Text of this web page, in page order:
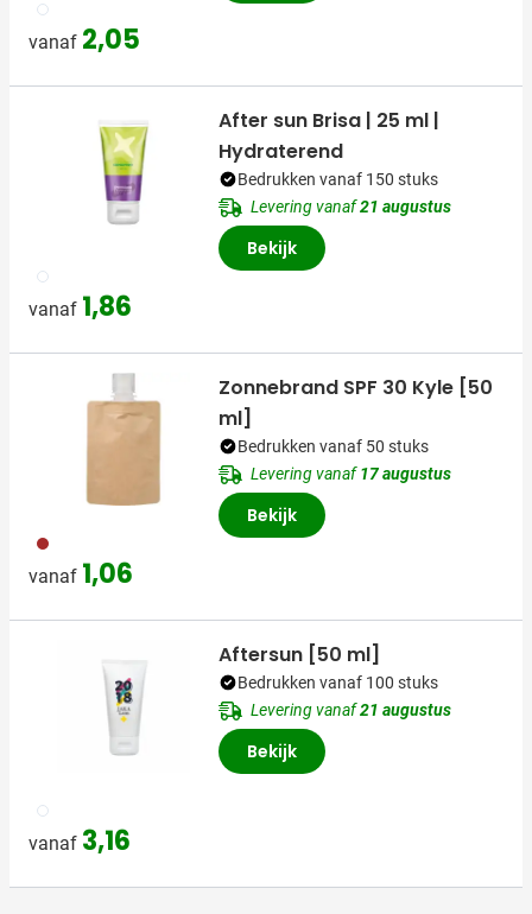
002
vanaf 2,05
002
vanaf 1,86
After sun Brisa | 25 ml |
Hydraterend
Bedrukken vanaf 150 stuks
Levering vanaf21 augustus
Bekijk
011
vanaf 1,06
Zonnebrand SPF 30 Kyle [50
ml]
Bedrukken vanaf 50 stuks
Levering vanaf17 augustus
Bekijk
002
vanaf 3,16
Aftersun [50 ml]
Bedrukken vanaf 100 stuks
Levering vanaf21 augustus
Bekijk